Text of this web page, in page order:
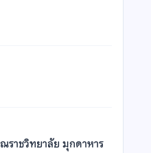
ราชวิทยาลัย มุกดาหาร